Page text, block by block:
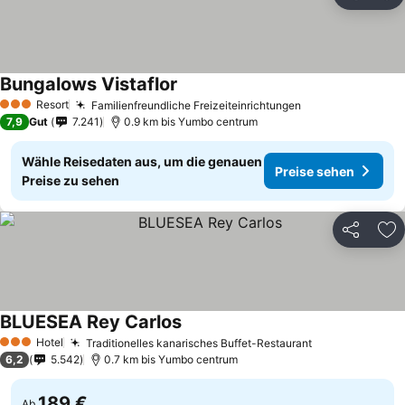
3 SterneResort Familienfreundliche Freizeiteinrichtungen
Bungalows Vistaflor
7,9 Gut 7.241 0.9 km bis Yumbo centrum
Wähle Reisedaten aus, um die genauen
Preise zu sehen
Preise sehen
Teilen
3 SterneHotel Traditionelles kanarisches Buffet-RestaurantPreise sehen
BLUESEA Rey CarlosPreise sehen
6,2 5.542 0.7 km bis Yumbo centrum